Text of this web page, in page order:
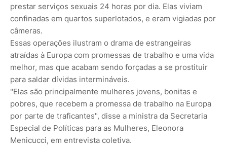
prestar serviços sexuais 24 horas por dia. Elas viviam
confinadas em quartos superlotados, e eram vigiadas por
câmeras.
Essas operações ilustram o drama de estrangeiras
atraídas à Europa com promessas de trabalho e uma vida
melhor, mas que acabam sendo forçadas a se prostituir
para saldar dívidas intermináveis.
"Elas são principalmente mulheres jovens, bonitas e
pobres, que recebem a promessa de trabalho na Europa
por parte de traficantes", disse a ministra da Secretaria
Especial de Políticas para as Mulheres, Eleonora
Menicucci, em entrevista coletiva.